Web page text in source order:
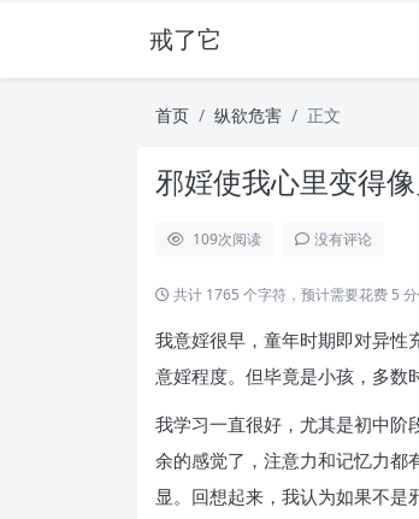
戒了它
首页 纵欲危害 正文
邪婬使我心里变得
109次阅读 没有评论
共计 1765 个字符，预计需要花费 5 分
我意婬很早，童年时期即对异性
意婬程度。但毕竟是小孩，多数
我学习一直很好，尤其是初中阶
余的感觉了，注意力和记忆力都
显。回想起来，我认为如果不